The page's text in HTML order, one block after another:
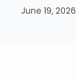
June 19, 2026